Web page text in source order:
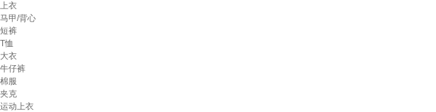
上衣
马甲/背心
短裤
T恤
大衣
牛仔裤
棉服
夹克
运动上衣